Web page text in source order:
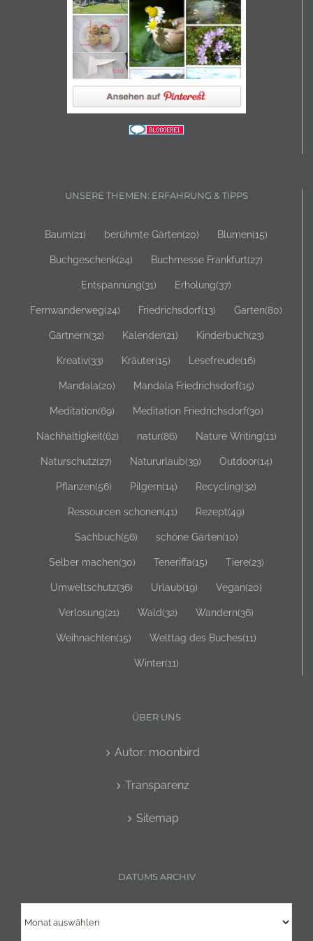
UNSERE THEMEN: ERFAHRUNG & TIPPS
Baum(21) berühmte Gärten(20) Blumen(15)
Buchgeschenk(24) Buchmesse Frankfurt(27)
Entspannung(31) Erholung(37)
Fernwanderweg(24) Friedrichsdorf(13) Garten(80)
Gärtnern(32) Kalender(21) Kinderbuch(23)
Kreativ(33) Kräuter(15) Lesefreude(16)
Mandala(20) Mandala Friedrichsdorf(15)
Meditation(69) Meditation Friedrichsdorf(30)
Nachhaltigkeit(62) natur(86) Nature Writing(11)
Naturschutz(27) Natururlaub(39) Outdoor(14)
Pflanzen(56) Pilgern(14) Recycling(32)
Ressourcen schonen(41) Rezept(49)
Sachbuch(56) schöne Gärten(10)
Selber machen(30) Teneriffa(15) Tiere(23)
Umweltschutz(36) Urlaub(19) Vegan(20)
Verlosung(21) Wald(32) Wandern(36)
Weihnachten(15) Welttag des Buches(11)
Winter(11)
ÜBER UNS
Autor: moonbird
Transparenz
Sitemap
DATUMS ARCHIV
Archiv